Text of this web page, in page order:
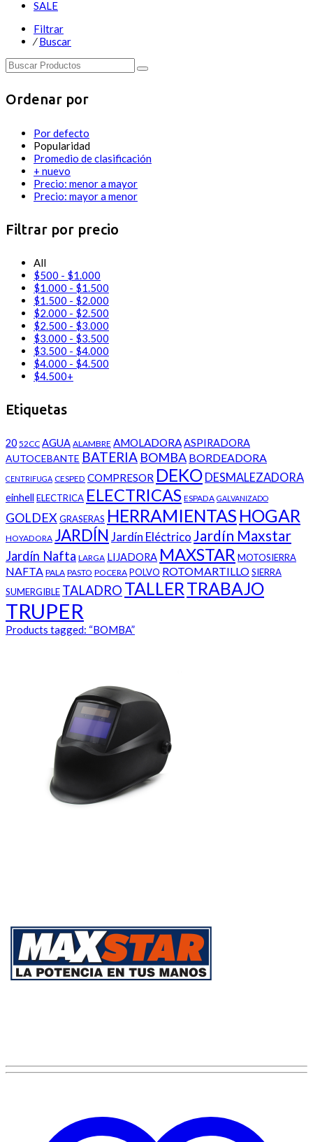
SALE
Filtrar
⁄ Buscar
Ordenar por
Por defecto
Popularidad
Promedio de clasificación
+ nuevo
Precio: menor a mayor
Precio: mayor a menor
Filtrar por precio
All
$500 - $1.000
$1.000 - $1.500
$1.500 - $2.000
$2.000 - $2.500
$2.500 - $3.000
$3.000 - $3.500
$3.500 - $4.000
$4.000 - $4.500
$4.500+
Etiquetas
20 52CC AGUA ALAMBRE AMOLADORAASPIRADORA
AUTOCEBANTE BATERIA BOMBA BORDEADORA
CENTRIFUGA CESPED COMPRESOR DEKO DESMALEZADORA
einhell ELECTRICA ELECTRICAS ESPADA GALVANIZADO
GOLDEXGRASERAS HERRAMIENTAS HOGAR
HOYADORA JARDÍNJardín EléctricoJardín Maxstar
Jardín Nafta LARGA LIJADORA MAXSTAR MOTOSIERRA
NAFTA PALA PASTO POCERA POLVO ROTOMARTILLOSIERRA
SUMERGIBLE TALADRO TALLERTRABAJO
TRUPER
Products tagged: “BOMBA”